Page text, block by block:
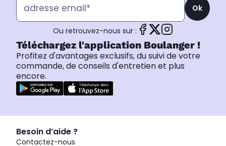
Ok
Ou retrouvez-nous sur :
Téléchargez l'application Boulanger !
Profitez d'avantages exclusifs, du suivi de votre
commande, de conseils d'entretien et plus
encore.
Besoin d’aide ?
Contactez-nous